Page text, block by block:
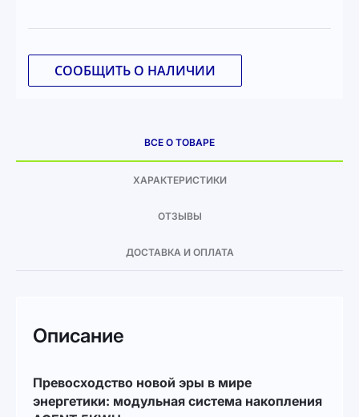
СООБЩИТЬ О НАЛИЧИИ
ВСЕ О ТОВАРЕ
ХАРАКТЕРИСТИКИ
ОТЗЫВЫ
ДОСТАВКА И ОПЛАТА
Описание
Превосходство новой эры в мире
энергетики: модульная система накопления